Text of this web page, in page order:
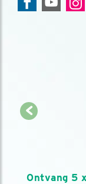
Ontvang 5